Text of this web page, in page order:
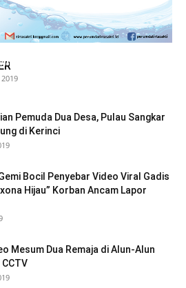
Kadis, Perhubungan Vs
Bukti Video Mesum Hot
Pemuda Dua Desa, Pulau Sangkar
di Kerinci
Bocil Penyebar Video Viral Gadis
Hijau” Korban Ancam Lapor
Mesum Dua Remaja di Alun-Alun